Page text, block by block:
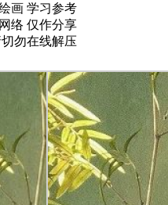
画 学习参考
络 仅作分享
勿在线解压